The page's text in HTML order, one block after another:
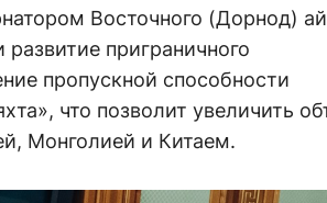
Восточного (Дорнод)
приграничного
пропускной способности
что позволит увеличить
Монголией и Китаем.